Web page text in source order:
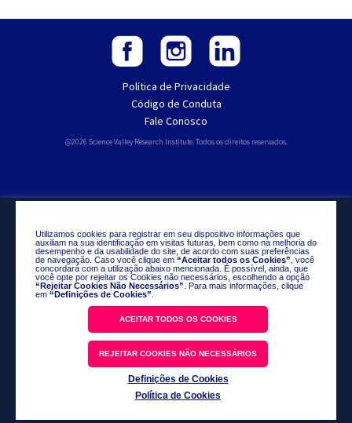
Política de Privacidade
Código de Conduta
Fale Conosco
@2026 Science Valley Research Institute. Todos os direitos reservados.
Utilizamos cookies para registrar em seu dispositivo informações que
auxiliam na sua identificação em visitas futuras, bem como na melhoria do
desempenho e da usabilidade do site, de acordo com suas preferências
de navegação. Caso você clique em “Aceitar todos os Cookies” , você
concordará com a utilização abaixo mencionada. É possível, ainda, que
você opte por rejeitar os Cookies não necessários, escolhendo a opção
“Rejeitar Cookies Não Necessários” . Para mais informações, clique
em “Definições de Cookies”
ACEITAR TODOS OS COOKIES
REJEITAR COOKIES NÃO NECESSÁRIOS
Definições de Cookies
Política de Cookies